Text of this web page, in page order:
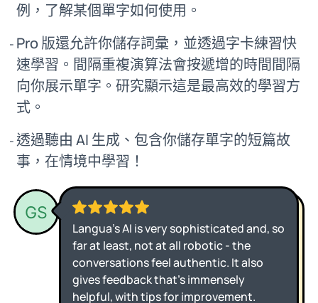
例，了解某個單字如何使用。
Pro 版還允許你儲存詞彙，並透過字卡練習快
速學習。間隔重複演算法會按遞增的時間間隔
向你展示單字。研究顯示這是最高效的學習方
式。
透過聽由 AI 生成、包含你儲存單字的短篇故
事，在情境中學習！